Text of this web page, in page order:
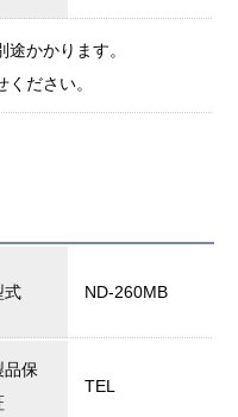
途かかります。
ださい。
式 ND-260MB
品保
TEL